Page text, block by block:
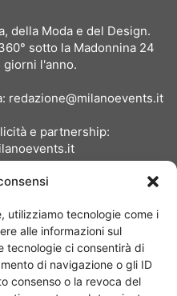
utilizziamo tecnologie come i
alle informazioni sul
tecnologie ci consentirà di
di navigazione o gli ID
consenso o la revoca del
della Moda e del Design.
sotto la Madonnina 24
l'anno.
redazione@milanoevents.it
e partnership: